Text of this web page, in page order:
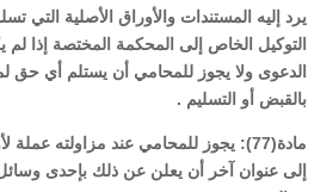
يرد إليه المستندات والأوراق الأصلية التي
التوكيل الخاص إلى المحكمة المختصة إذا
الدعوى ولا يجوز للمحامي أن يستلم أي حق
بالقبض أو التسليم .
مادة(77): يجوز للمحامي عند مزاولته
إلى عنوان آخر أن يعلن عن ذلك بإحدى